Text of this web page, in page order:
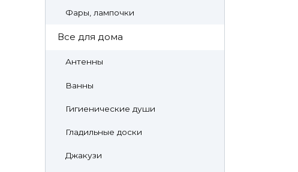
Фары, лампочки
Все для дома
Антенны
Ванны
Гигиенические души
Гладильные доски
Джакузи